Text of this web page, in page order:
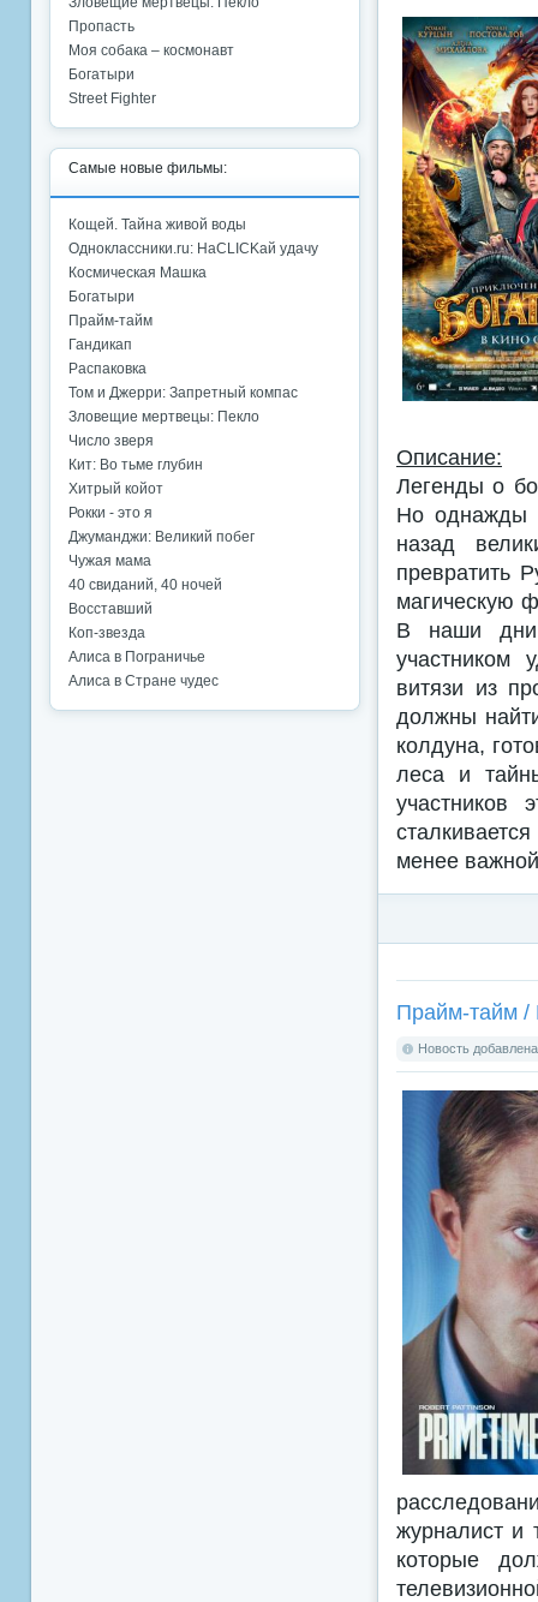
Описание:
Легенды о
Но однажды
назад
превратить
магическую
В наши дни
участником
витязи из
должны
колдуна,
леса и
участников
менее
Прайм-тайм /
Новость
журналист и
которые
Пропасть
Моя собака – космонавт
Богатыри
Street Fighter
Самые новые фильмы:
Кощей. Тайна живой воды
Одноклассники.ru: НаCLICKай удачу
Космическая Машка
Богатыри
Прайм-тайм
Гандикап
Распаковка
Том и Джерри: Запретный компас
Зловещие мертвецы: Пекло
Число зверя
Кит: Во тьме глубин
Хитрый койот
Рокки - это я
Джуманджи: Великий побег
Чужая мама
40 свиданий, 40 ночей
Восставший
Коп-звезда
Алиса в Пограничье
Алиса в Стране чудес